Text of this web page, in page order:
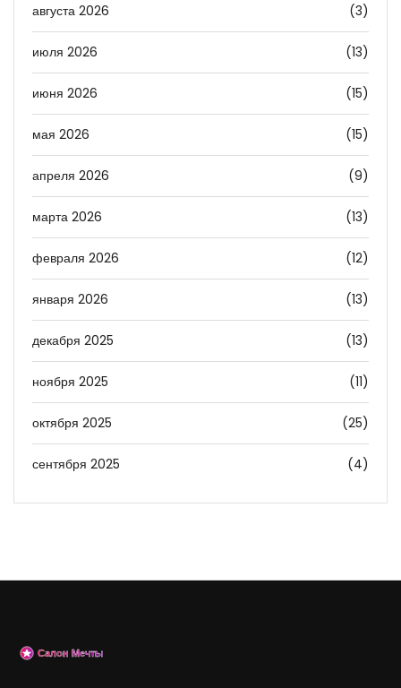
августа 2026 (3)
июля 2026 (13)
июня 2026 (15)
мая 2026 (15)
апреля 2026 (9)
марта 2026 (13)
февраля 2026 (12)
января 2026 (13)
декабря 2025 (13)
ноября 2025 (11)
октября 2025 (25)
сентября 2025 (4)